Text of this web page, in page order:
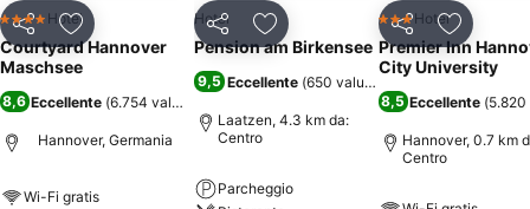
cura del corpo l'hotel ospita anche un attrezzato centro fitness oltre
a sauna, centro massaggi e solarium.
CondividiAggiungi ai preferiti
4 StelleHotel
Courtyard Hannover
Maschsee
8,6 Eccellente (6.754 valutazioni
Hannover, Germania
Wi-Fi gratis
CondividiAggiungi ai preferiti
Hotel
Pension am Birkensee
9,5 Eccellente (650 valutazioni
Laatzen, 4.3 km da:
Centro
Parcheggio
Condividi
3 StelleHotel
Premier Inn
City University
8,5 Eccellente (
Hannover, 0.7 km
Centro